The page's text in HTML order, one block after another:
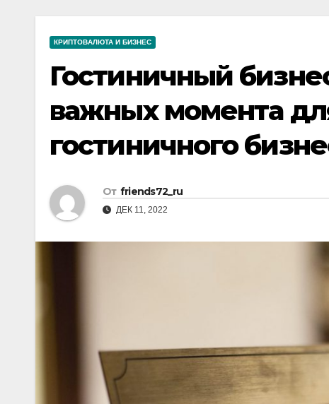
КРИПТОВАЛЮТА И БИЗНЕС
Гостиничный
важных момента
гостиничного
От friends72_ru
ДЕК 11, 2022